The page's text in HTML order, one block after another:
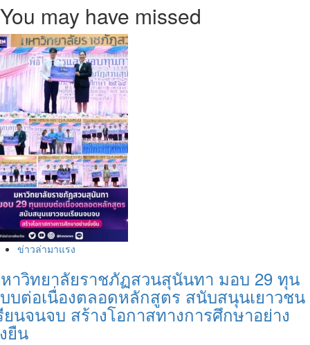
about
หลักสูตร
แห่ง
อนาคต
!
โล
จิ
สติ
กส์
(ภาค
พิเศษ)
สวนสุนันทา
ร่วม
กับ
ITBS
LOGISTICS
เรียน
วัน
วัน
เดียว
จบ
ได้
You may have missed
ข่าวล่ามาแรง
าวิทยาลัยราชภัฏสวนสุนันทา มอบ 29 ทุน
บต่อเนื่องตลอดหลักสูตร สนับสนุนเยาวชน
ยนจนจบ สร้างโอกาสทางการศึกษาอย่าง
ยืน